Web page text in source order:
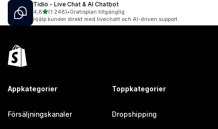
Tidio ‑ Live Chat & AI Chatbot
4,8av 5 stjärnor
(1 248)
1248 recensioner totalt
•Gratisplan tillgänglig
Hjälp kunder direkt med livechatt och AI-driven support.
Appkategorier
Försäljningskanaler
Toppkategorier
Dropshipping